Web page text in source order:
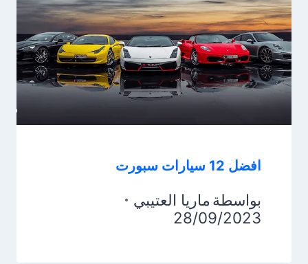
افضل 12 سيارات سبورت
بواسطة ماريا العتيبي
28/09/2023